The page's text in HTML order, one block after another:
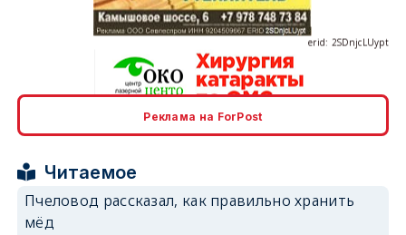
Реклама на ForPost
Читаемое
Пчеловод рассказал, как правильно хранить
мёд